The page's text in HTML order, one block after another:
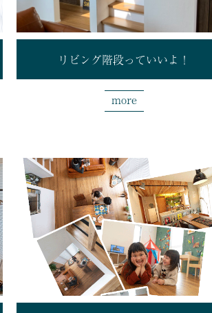
リビング階段っていいよ！
more